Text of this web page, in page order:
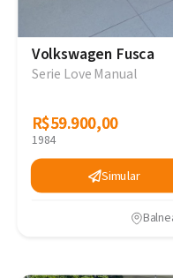
Volkswagen Fusca
Serie Love Manual
R$59.900,00
R$59.900,00
1984
Simular